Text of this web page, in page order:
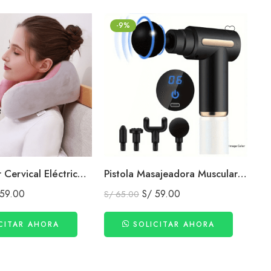
Masajeador Cervical Eléctrico en U con Calor y Masaje Profundo Antiestrés
59.00
AHORA
-9%
Pistola Masajeadora Muscular Profesional 6 Velocidades con 4 Cabezales
S/65.00 S/ 59.00
SOLICITAR AHORA